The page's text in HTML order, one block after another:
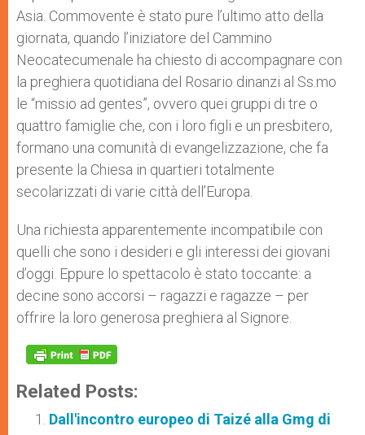
Asia. Commovente è stato pure l’ultimo atto della
giornata, quando l’iniziatore del Cammino
Neocatecumenale ha chiesto di accompagnare con
la preghiera quotidiana del Rosario dinanzi al Ss.mo
le “missio ad gentes”, ovvero quei gruppi di tre o
quattro famiglie che, con i loro figli e un presbitero,
formano una comunità di evangelizzazione, che fa
presente la Chiesa in quartieri totalmente
secolarizzati di varie città dell’Europa.
Una richiesta apparentemente incompatibile con
quelli che sono i desideri e gli interessi dei giovani
d’oggi. Eppure lo spettacolo è stato toccante: a
decine sono accorsi – ragazzi e ragazze – per
offrire la loro generosa preghiera al Signore.
Related Posts:
Dall'incontro europeo di Taizé alla Gmg di